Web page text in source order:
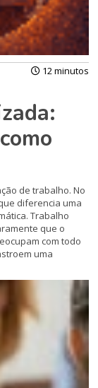
12 minutos
de trabalho. No
diferencia uma
Trabalho
que o
com todo
uma